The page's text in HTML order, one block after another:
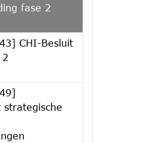
fase 2
CHI-Besluit
strategische